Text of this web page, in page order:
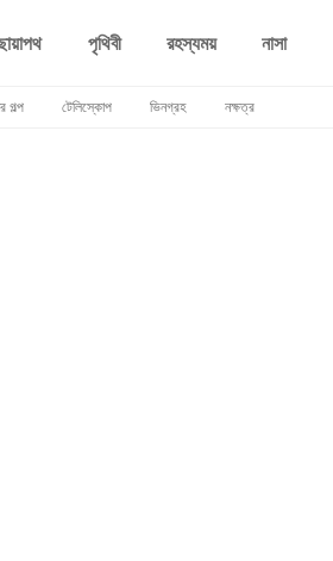
পৃথিবী রহস্যময় নাসা
গল্প টেলিস্কোপ ভিনগ্রহ নক্ষত্র